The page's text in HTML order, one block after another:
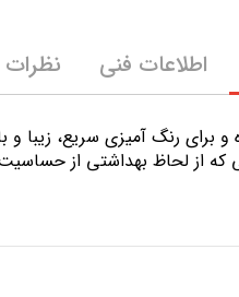
و برای رنگ آمیزی سریع،
اطلاعات فنی نظرات